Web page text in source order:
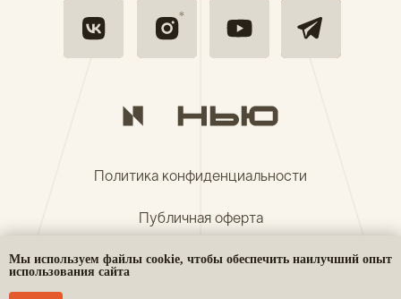
Мы используем файлы cookie, чтобы обеспечить наилучший опыт
использования сайта